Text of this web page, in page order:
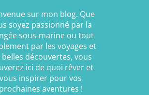
sur mon blog. Que
soyez passionné par la
sous-marine ou tout
par les voyages et
belles découvertes, vous
ici de quoi rêver et
vous inspirer pour vos
prochaines aventures !